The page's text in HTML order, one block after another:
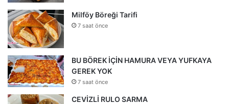
Milföy Böreği Tarifi
7 saat önce
BU BÖREK İÇİN HAMURA VEYA YUFKAYA
GEREK YOK
7 saat önce
CEVİZLİ RULO SARMA